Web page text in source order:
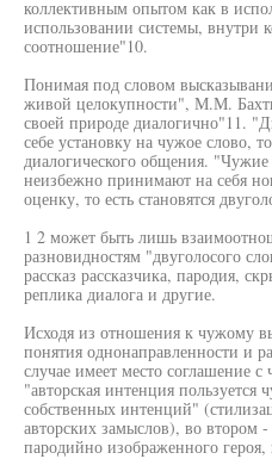
коллективным опытом как в
использовании системы, внутри
соотношение"10.
Понимая под словом
живой целокупности", М.М.
своей природе диалогично"11.
себе установку на чужое слово,
диалогического общения.
неизбежно принимают на себя
оценку, то есть становятся
1 2 может быть лишь
разновидностям "двуголосого
рассказ рассказчика, пародия,
реплика диалога и другие.
Исходя из отношения к чужому
понятия однонаправленности и
случае имеет место соглашение
"авторская интенция
собственных интенций"
авторских замыслов), во втором
пародийно изображенного героя,